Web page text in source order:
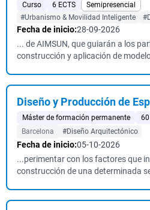
Curso 6 ECTS
Semipresencial
#Urbanismo & Movilidad Inteligente
Fecha de inicio:28-09-2026
... de AIMSUN, que guiarán a los
construcción y aplicación de
Diseño y Producción de
Máster de formación permanente 60
Barcelona
#Diseño Arquitectónico
Fecha de inicio:05-10-2026
...perimentar con los factores que
construcción de una determinada